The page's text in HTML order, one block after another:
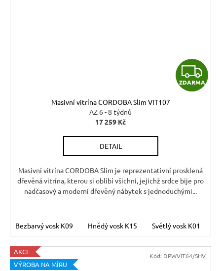
Z
D
A
ZDARMA
Masivní vitrína CORDOBA Slim VIT107
AZ 6 - 8 týdnů
17 259 Kč
DETAIL
Masivní vitrína CORDOBA Slim je reprezentativní prosklená
dřevěná vitrína, kterou si oblíbí všichni, jejichž srdce bije pro
nadčasový a moderní dřevěný nábytek s jednoduchými...
Bezbarvý vosk K09 Hnědý vosk K15 Světlý vosk K01
AKCE
VÝROBA NA MÍRU
Kód: DPWVIT64/SHV